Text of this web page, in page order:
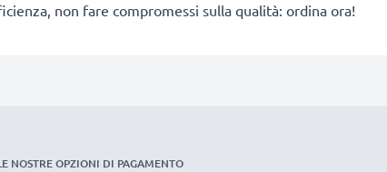
non fare compromessi sulla qualità: ordina ora!
NOSTRE OPZIONI DI PAGAMENTO